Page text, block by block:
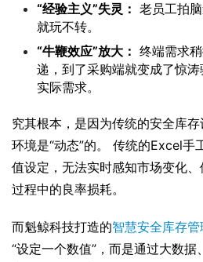
“经验主义”失灵： 老员工拍
就玩不转。
“牛鞭效应”放大： 终端需求
递，到了采购端就变成了惊
实际需求。
究其根本，是因为传统的安全库存
环境是“动态”的。 传统的Excel手
值设定，无法实时感知市场变化
过程中的良率损耗。
而魁鲸科技打造的智慧安全库存
“设定一个数值”，而是通过大数